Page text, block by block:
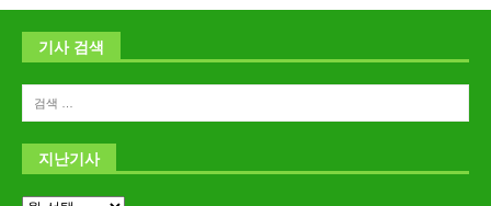
기사 검색
지난기사